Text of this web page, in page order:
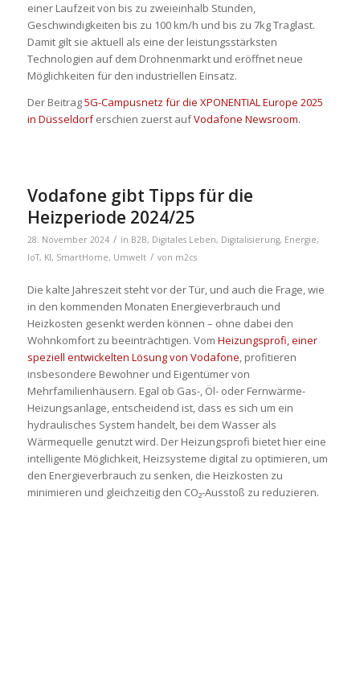
einer Laufzeit von bis zu zweieinhalb Stunden,
Geschwindigkeiten bis zu 100 km/h und bis zu 7kg Traglast.
Damit gilt sie aktuell als eine der leistungsstärksten
Technologien auf dem Drohnenmarkt und eröffnet neue
Möglichkeiten für den industriellen Einsatz.
Der Beitrag5G-Campusnetz für die XPONENTIAL Europe 2025
in Düsseldorferschien zuerst aufVodafone Newsroom.
Vodafone gibt Tipps für die
Heizperiode 2024/25
28. November 2024 / in B2B, Digitales Leben, Digitalisierung, Energie,
IoT, KI, SmartHome, Umwelt / von m2cs
Die kalte Jahreszeit steht vor der Tür, und auch die Frage, wie
in den kommenden Monaten Energieverbrauch und
Heizkosten gesenkt werden können – ohne dabei den
Wohnkomfort zu beeinträchtigen. Vom Heizungsprofi, einer
speziell entwickelten Lösung von Vodafone, profitieren
insbesondere Bewohner und Eigentümer von
Mehrfamilienhäusern. Egal ob Gas-, Öl- oder Fernwärme-
Heizungsanlage, entscheidend ist, dass es sich um ein
hydraulisches System handelt, bei dem Wasser als
Wärmequelle genutzt wird. Der Heizungsprofi bietet hier eine
intelligente Möglichkeit, Heizsysteme digital zu optimieren, um
den Energieverbrauch zu senken, die Heizkosten zu
minimieren und gleichzeitig den CO₂-Ausstoß zu reduzieren.